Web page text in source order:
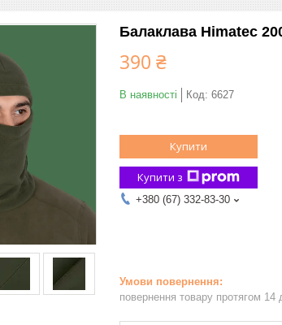
Балаклава Himatec
390 ₴
В наявності Код: 6627
Купити
Купити з
+380 (67) 332-83-30
повернення товару протягом 14